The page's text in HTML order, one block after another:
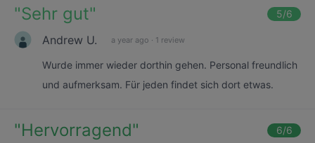
"Sehr gut" 5/6
Andrew U. a year ago · 1 review
Wurde immer wieder dorthin gehen. Personal freundlich
und aufmerksam. Für jeden findet sich dort etwas.
"Hervorragend" 6/6